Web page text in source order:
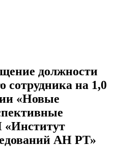
должности
сотрудника на 1,0
«Новые
«Институт
АН РТ»